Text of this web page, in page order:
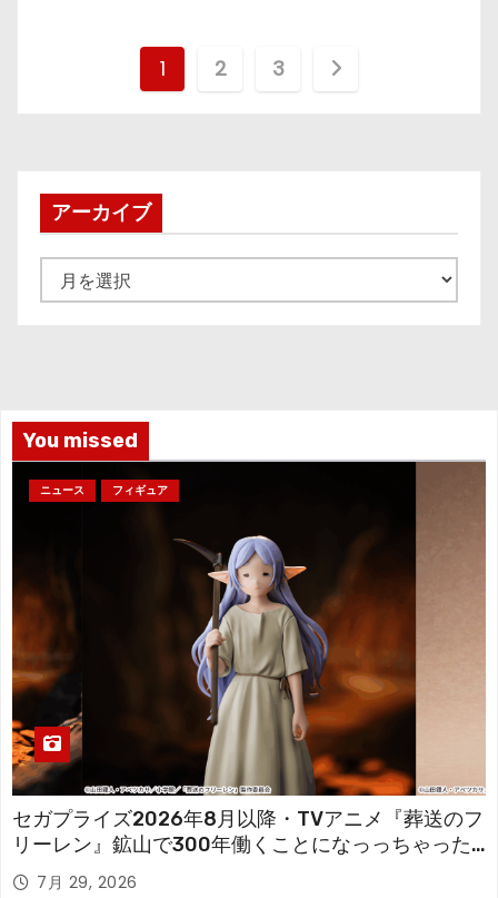
投
ペ
ー
ジ
1 2 3
アーカイブ
ー
You missed
ニュース フィギュア
セガプライズ2026年8月以降・TVアニメ『葬送のフ
リーレン』鉱山で300年働くことになっっちゃった
「フリーレン」を立体化！
7月 29, 2026